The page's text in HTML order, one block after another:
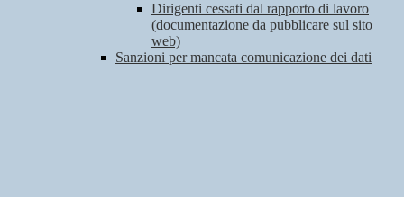
Dirigenti cessati dal rapporto di lavoro
(documentazione da pubblicare sul sito
web)
Sanzioni per mancata comunicazione dei dati